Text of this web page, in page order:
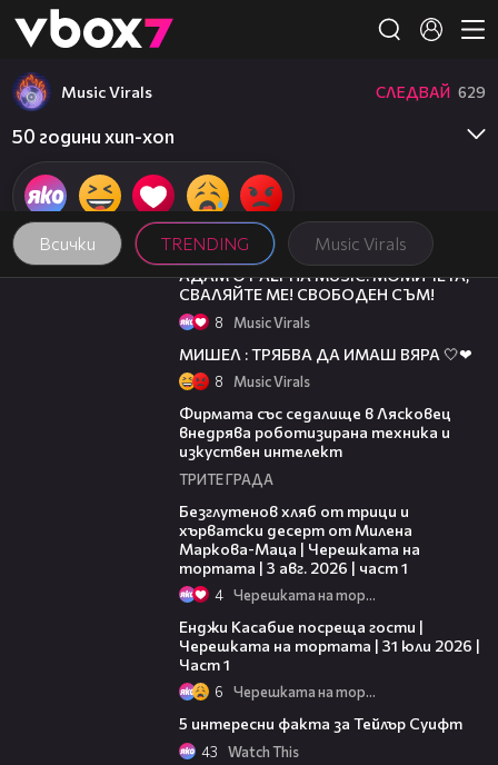
👾
Всички TRENDING Music Virals
Music Virals СЛЕДВАЙ 629
50 години хип-хоп
05:15
АДАМ ОТ ALPHA MUSIC: МОМИЧЕТА,
СВАЛЯЙТЕ МЕ! СВОБОДЕН СЪМ!
8 Music Virals
МИШЕЛ : ТРЯБВА ДА ИМАШ ВЯРА 🤍❤
8 Music Virals
Фирмата със седалище в Лясковец
внедрява роботизирана техника и
изкуствен интелект
ТРИТЕ ГРАДА
Безглутенов хляб от трици и
хърватски десерт от Милена
Маркова-Маца | Черешката на
тортата | 3 авг. 2026 | част 1
4 Черешката на тортата
Енджи Касабие посреща гости |
Черешката на тортата | 31 юли 2026 |
Част 1
6 Черешката на тортата
5 интересни факта за Тейлър Суифт
43 Watch This